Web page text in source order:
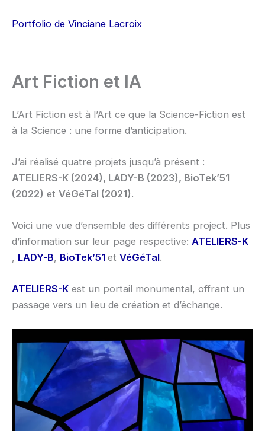
Portfolio de Vinciane Lacroix
Art Fiction et IA
L’Art Fiction est à l’Art ce que la Science-Fiction est
à la Science : une forme d’anticipation.
J’ai réalisé quatre projets jusqu’à présent :
ATELIERS-K (2024), LADY-B (2023), BioTek’51
(2022) et VéGéTal (2021).
Voici une vue d’ensemble des différents project. Plus
d’information sur leur page respective: ATELIERS-K
, LADY-B, BioTek’51 et VéGéTal.
ATELIERS-K est un portail monumental, offrant un
passage vers un lieu de création et d’échange.